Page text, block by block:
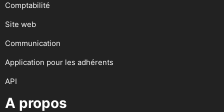
Comptabilité
Site web
Communication
Application pour les adhérents
API
A propos